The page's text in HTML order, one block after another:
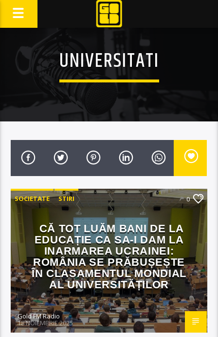
UNIVERSITATI
SOCIETATE STIRI 0
CĂ TOT LUĂM BANI DE LA
EDUCAȚIE CA SA-I DAM LA
INARMAREA UCRAINEI:
ROMÂNIA SE PRĂBUȘEȘTE
ÎN CLASAMENTUL MONDIAL
AL UNIVERSITĂȚILOR
Gold FM Radio
18 NOIEMBRIE 2025